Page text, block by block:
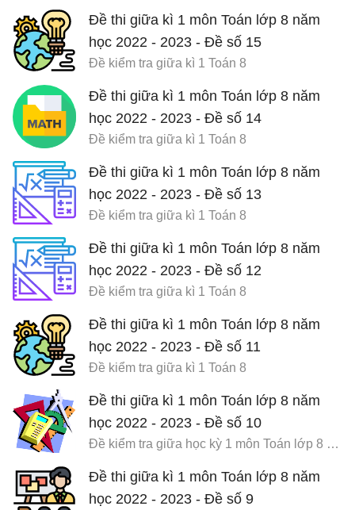
Đề thi giữa kì 1 môn Toán lớp 8 năm
học 2022 - 2023 - Đề số 15
Đề kiểm tra giữa kì 1 Toán 8
Đề thi giữa kì 1 môn Toán lớp 8 năm
học 2022 - 2023 - Đề số 14
Đề kiểm tra giữa kì 1 Toán 8
Đề thi giữa kì 1 môn Toán lớp 8 năm
học 2022 - 2023 - Đề số 13
Đề kiểm tra giữa kì 1 Toán 8
Đề thi giữa kì 1 môn Toán lớp 8 năm
học 2022 - 2023 - Đề số 12
Đề kiểm tra giữa kì 1 Toán 8
Đề thi giữa kì 1 môn Toán lớp 8 năm
học 2022 - 2023 - Đề số 11
Đề kiểm tra giữa kì 1 Toán 8
Đề thi giữa kì 1 môn Toán lớp 8 năm
học 2022 - 2023 - Đề số 10
Đề kiểm tra giữa học kỳ 1 môn Toán lớp 8 có đáp án
Đề thi giữa kì 1 môn Toán lớp 8 năm
học 2022 - 2023 - Đề số 9